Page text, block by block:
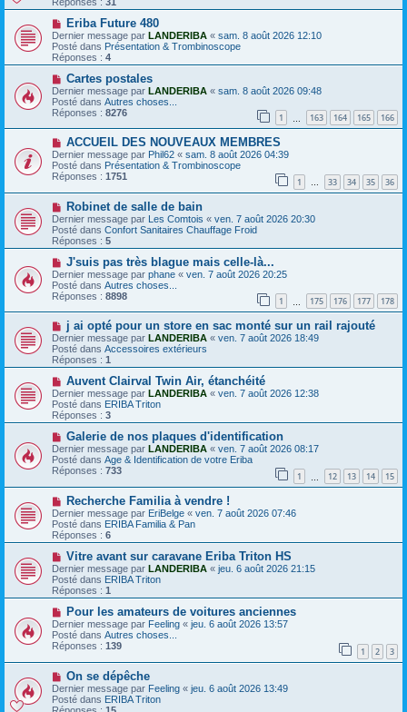
s
s
a
g
e
e
a
u
m
e
s
s
a
g
e
N
o
u
v
e
a
m
e
s
s
a
g
e
Eriba Future 480
Dernier message par LANDERIBA « sam. 8 août 2026 12:10
Posté dans Présentation & Trombinoscope
Réponses : 4
N
o
u
v
e
a
u
m
e
s
s
a
e
Cartes postales
Dernier message par LANDERIBA « sam. 8 août 2026 09:48
Posté dans Autres choses...
Réponses : 8276 1 163 164 165 166
N
o
u
v
e
a
u
m
e
s
s
g
e
ACCUEIL DES NOUVEAUX MEMBRES
Dernier message par Phil62 « sam. 8 août 2026 04:39
Posté dans Présentation & Trombinoscope
Réponses : 1751 1 … 33 34 35 36
N
o
u
v
e
u
m
e
s
s
a
g
e
Robinet de salle de bain
Dernier message par Les Comtois « ven. 7 août 2026 20:30
Posté dans Confort Sanitaires Chauffage Froid
Réponses : 5
N
o
u
v
e
a
u
m
e
s
s
a
g
e
J'suis pas très blague mais celle-là...
Dernier message par phane « ven. 7 août 2026 20:25
Posté dans Autres choses...
Réponses : 8898 1 175 176 177 178
N
o
u
v
e
a
u
m
e
s
s
g
e
j ai opté pour un store en sac monté sur un rail rajouté
Dernier message par LANDERIBA « ven. 7 août 2026 18:49
Posté dans Accessoires extérieurs
Réponses : 1
N
o
u
v
e
a
u
m
e
s
s
a
g
e
Auvent Clairval Twin Air, étanchéité
Dernier message par LANDERIBA « ven. 7 août 2026 12:38
Posté dans ERIBA Triton
Réponses : 3
N
o
u
v
e
a
m
e
s
s
a
g
e
Galerie de nos plaques d'identification
Dernier message par LANDERIBA « ven. 7 août 2026 08:17
Posté dans Age & Identification de votre Eriba
Réponses : 733 1 12 13 14 15
N
o
u
v
e
a
m
e
s
s
a
g
e
Recherche Familia à vendre !
Dernier message par EriBelge « ven. 7 août 2026 07:46
Posté dans ERIBA Familia & Pan
Réponses : 6
N
o
u
v
e
a
u
m
e
s
s
a
g
e
Vitre avant sur caravane Eriba Triton HS
Dernier message par LANDERIBA « jeu. 6 août 2026 21:15
Posté dans ERIBA Triton
Réponses : 1
N
o
u
v
e
a
u
m
e
s
Pour les amateurs de voitures anciennes
Dernier message par Feeling « jeu. 6 août 2026 13:57
Posté dans Autres choses...
Réponses : 139 1 2 3
N
o
u
v
On se dépêche
Dernier message par Feeling « jeu. 6 août 2026 13:49
Posté dans ERIBA Triton